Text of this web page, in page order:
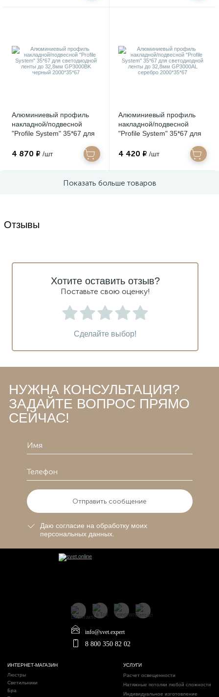
Алюминиевый профиль
накладной/подвесной
"Profile System" 35*67 для
32,8мм GP3000BK черный
4 870 ₽ /шт
Алюминиевый профиль
накладной/подвесной
"Profile System" 35*67 для
32,8мм GP3000AL серебро
4 420 ₽ /шт
Показать больше товаров
Отзывы
Хотите оставить отзыв?
Поставьте свою оценку!
Сделайте выбор!
НУЖНА КОНСУЛЬТАЦИЯ?
ЗАДАЙТЕ ВОПРОС ПРЯМО
СЕЙЧАС!
Отправить сообщение
Даю согласие на обработку моих
персональных данных.
info@svet.expert
8 800 350 82 02
ИНТЕРНЕТ-МАГАЗИН
Люстры
Светильники
Бра
УСЛУГИ
Расчет освещенности
Натяжные потолки любой сложности
Индивидуальное изготовление